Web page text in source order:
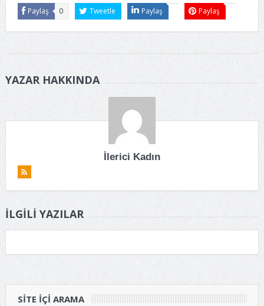
Paylaş 0 Tweetle Paylaş Paylaş
YAZAR HAKKINDA
İlerici Kadın
İLGILI YAZILAR
SITE IÇI ARAMA